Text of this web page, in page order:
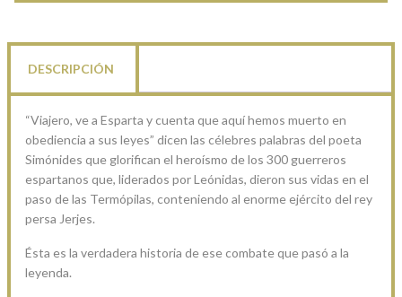
DESCRIPCIÓN
“Viajero, ve a Esparta y cuenta que aquí hemos muerto en
obediencia a sus leyes” dicen las célebres palabras del poeta
Simónides que glorifican el heroísmo de los 300 guerreros
espartanos que, liderados por Leónidas, dieron sus vidas en el
paso de las Termópilas, conteniendo al enorme ejército del rey
persa Jerjes.
Ésta es la verdadera historia de ese combate que pasó a la
leyenda.